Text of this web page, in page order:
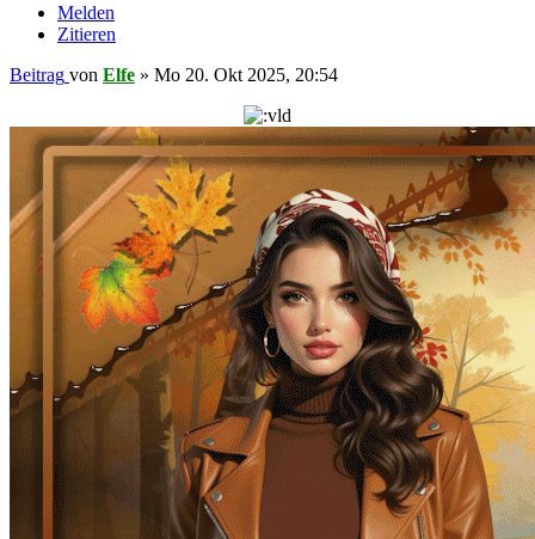
Melden
Zitieren
Beitrag von Elfe » Mo 20. Okt 2025, 20:54